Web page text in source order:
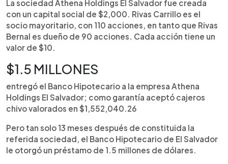
La sociedad Athena Holdings El Salvador fue creada
con un capital social de $2,000. Rivas Carrillo es el
socio mayoritario, con 110 acciones, en tanto que Rivas
Bernal es dueño de 90 acciones. Cada acción tiene un
valor de $10.
$1.5 MILLONES
entregó el Banco Hipotecario a la empresa Athena
Holdings El Salvador; como garantía aceptó cajeros
chivo valorados en $1,552,040.26
Pero tan solo 13 meses después de constituida la
referida sociedad, el Banco Hipotecario de El Salvador
le otorgó un préstamo de 1.5 millones de dólares.